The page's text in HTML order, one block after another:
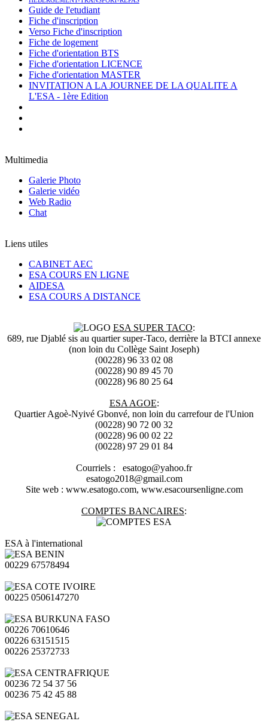
Guide de l'etudiant
Fiche d'inscription
Verso Fiche d'inscription
Fiche de logement
Fiche d'orientation BTS
Fiche d'orientation LICENCE
Fiche d'orientation MASTER
INVITATION A LA JOURNEE DE LA QUALITE A
L'ESA - 1ère Edition
Multimedia
Galerie Photo
Galerie vidéo
Web Radio
Chat
Liens utiles
CABINET AEC
ESA COURS EN LIGNE
AIDESA
ESA COURS A DISTANCE
ESA SUPER TACO:
689, rue Djablé sis au quartier super-Taco, derrière la BTCI annexe
(non loin du Collège Saint Joseph)
(00228) 96 33 02 08
(00228) 90 89 45 70
(00228) 96 80 25 64
ESA AGOE:
Quartier Agoè-Nyivé Gbonvé, non loin du carrefour de l'Union
(00228) 90 72 00 32
(00228) 96 00 02 22
(00228) 97 29 01 84
Courriels : esatogo@yahoo.fr
esatogo2018@gmail.com
Site web : www.esatogo.com, www.esacoursenligne.com
COMPTES BANCAIRES:
ESA à l'international
00229 67578494
00225 0506147270
00226 70610646
00226 63151515
00226 25372733
00236 72 54 37 56
00236 75 42 45 88